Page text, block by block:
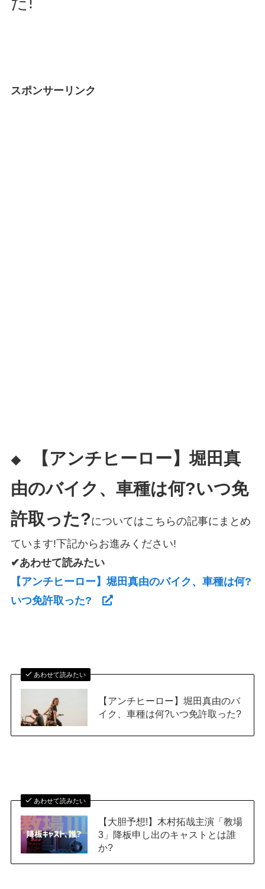
スポンサーリンク
◆
【アンチヒーロー】堀田真
由のバイク、車種は何?いつ免
許取った?についてはこちらの記事にまとめ
ています!下記からお進みください!
✔あわせて読みたい
【アンチヒーロー】堀田真由のバイク、車種は何?
いつ免許取った?
あわせて読みたい
【アンチヒーロー】堀田真由のバ
イク、車種は何?いつ免許取った?
あわせて読みたい
【大胆予想!】木村拓哉主演「教場
3」降板申し出のキャストとは誰
か?